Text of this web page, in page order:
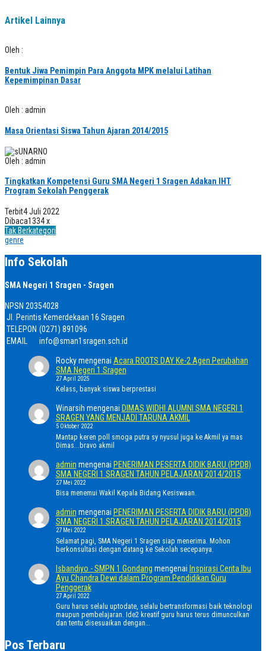
Artikel Lainnya
Oleh :
Bentuk Jiwa Pemimpin Para Anggota MPK melalui Latihan
Kepemimpinan Dasar
Oleh : admin
Masa Orientasi Siswa Tahun Ajaran 2014/2015
Oleh : admin
Tingkatkan Kompetensi Guru SMA Negeri 1 Sragen Adakan IHT
Program Sekolah Penggerak
Terbit4 Juli 2022
Dibaca1334 x
Tak Berkategori
genre
Info Sekolah
SMA Negeri 1 Sragen - Sragen
NPSN 20354028
Jl. Perintis Kemerdekaan 16 Sragen
TELEPON (0271) 891096
EMAIL
info@sman1sragen.sch.id
Rockymengenai Acara ROOTS DAY Ke-2 Agen Perubahan
SMA Negeri 1 Sragen
27 April 2025
Kelass, banyak siswa berprestasi
Winarsih mengenai DIMAS WIDHI ALUMNI SMA NEGERI 1
SRAGEN YANG MENJADI TARUNA AKMIL
5 Oktober 2022
Mantap keren poll smoga putra sy nyusul juga ke Akmil ya mas
Dimas...bravo akmil
admin mengenai PENERIMAN PESERTA DIDIK BARU (PPDB)
SMA NEGERI 1 SRAGEN TAHUN PELAJARAN 2014/2015
27 Mei 2022
Bisa menemui Wakil Kepala Bidang Kesiswaan.
admin mengenai PENERIMAN PESERTA DIDIK BARU (PPDB)
SMA NEGERI 1 SRAGEN TAHUN PELAJARAN 2014/2015
27 Mei 2022
Selamat pagi, SMA Negeri 1 Sragen siap menerima. Mohon
berkonsultasi dengan datang ke Sekolah secepanya.
Isbandiyo - SMPN 1 Gondang mengenai Inspirasi Cerita Ibu
Ayu Chandra Dewi dalam Program Pendidikan Guru
Penggerak
27 April 2022
Guru harus selalu uptodate, selalu bertransformasi baik teknologi
maupun pembelajaran. Ide2 kreatif guru harus terus dimunculkan
dan tentu disesuaikan dengan…
Pos Terbaru